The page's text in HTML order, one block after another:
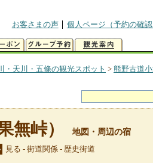
お客さまの声
個人ページ（予約の確認
・天川・五條の観光スポット > 熊野古道小
無峠） 地図・周辺の宿
見る - 街道関係 - 歴史街道